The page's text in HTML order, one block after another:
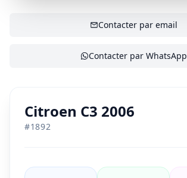
Contacter par email
Contacter par WhatsApp
Citroen C3 2006
#1892